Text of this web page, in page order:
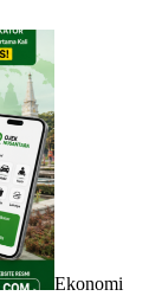
Ekonomi